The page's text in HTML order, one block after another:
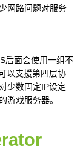
网路问题对服务
后面会使用一组不
以支援第四层协
少数固定IP设定
游戏服务器。